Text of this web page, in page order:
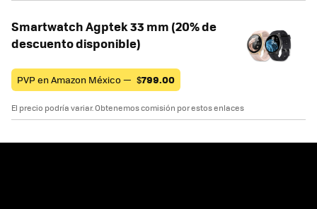
Smartwatch Agptek 33 mm (20% de
descuento disponible)
PVP en Amazon México — $799.00
El precio podría variar. Obtenemos comisión por estos enlaces